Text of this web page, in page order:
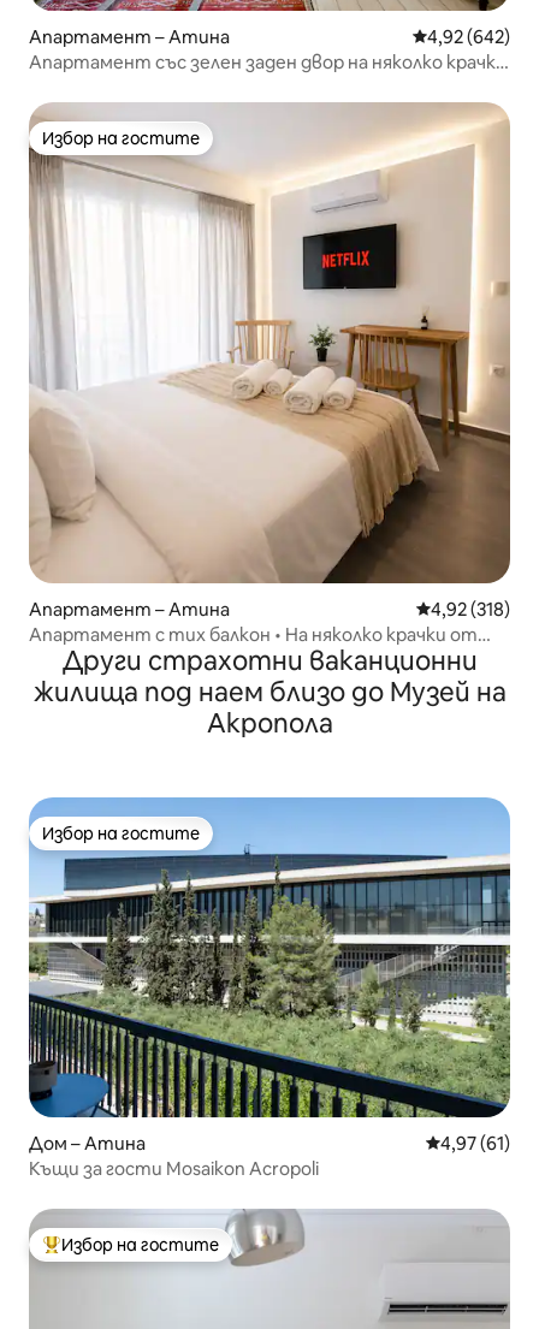
Апартамент – Атина Средна
4,92 (642)
Апартамент със зелен заден двор на няколко крачки
Избор на гостите
Избор на гостите
Апартамент – Атина Средна
4,92 (318)
Апартамент с тих балкон • На няколко крачки от
Акропола и метрото
Други страхотни ваканционни
жилища под наем близо до Музей на
Акропола
Избор на гостите
Избор на гостите
Дом – Атина Средна
4,97 (61)
Къщи за гости Mosaikon Acropoli
Най-популярен избор на гостите
Избор на гостите